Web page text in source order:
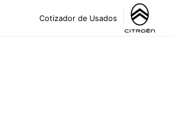
Cotizador de Usados